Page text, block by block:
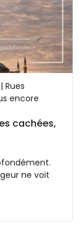
Rues
encore
cachées,
ne voit